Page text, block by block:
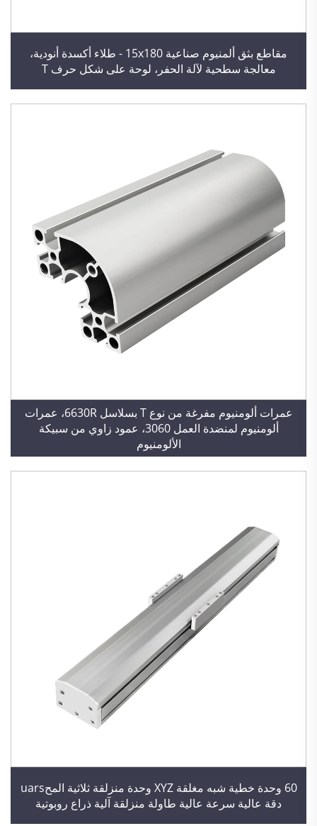
مقاطع بثق ألمنيوم صناعية 15x180 - طلاء أكسدة أنودية،
معالجة سطحية لآلة الحفر، لوحة على شكل حرف T
عمرات ألومنيوم مفرغة من نوع T بسلاسل 6630R، عمرات
ألومنيوم لمنضدة العمل 3060، عمود زاوي من سبيكة
الألومنيوم
60 وحدة خطية شبه مغلقة XYZ وحدة منزلقة ثلاثية المحuars
دقة عالية سرعة عالية طاولة منزلقة آلية ذراع روبوتية